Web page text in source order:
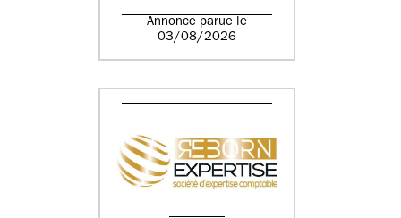
Annonce parue le
03/08/2026